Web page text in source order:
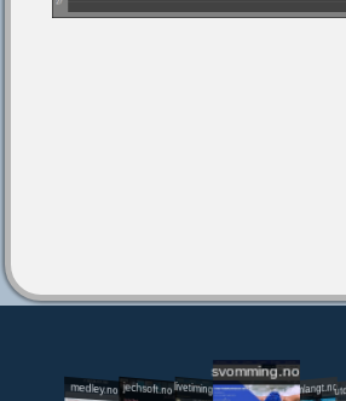
medley.no jechsoft.nolivetiming.medley.no
svomming.no
svomlangt.no